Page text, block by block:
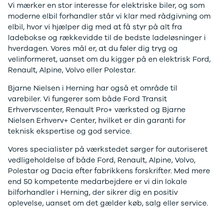
Modeller
Anmeldelser
Privatleasing
Tilbud
Bigster
Modeller
Anmeldelser
Tilbud
Volvo
EX30
Modeller
Anmeldelser
Privatleasing
Tilbud
EX40
Modeller
Anmeldelser
Privatleasing
Citroën
C1
C3
C3 Picasso
C4
C4 Cactus
C4
C5 Aircross
Jumper 33
Jumper 35
Grand C4
SpaceTourer
ë-C4
Cupra
Se alle Cupra
Elbil
Born
Dacia
Vi mærker en stor interesse for elektriske biler, og som
moderne elbil forhandler står vi klar med rådgivning om
elbil, hvor vi hjælper dig med at få styr på alt fra
ladebokse og rækkevidde til de bedste ladeløsninger i
hverdagen. Vores mål er, at du føler dig tryg og
velinformeret, uanset om du kigger på en elektrisk Ford,
Renault, Alpine, Volvo eller Polestar.
Bjarne Nielsen i Herning har også et område til
varebiler. Vi fungerer som både Ford Transit
Erhvervscenter, Renault Pro+ værksted og Bjarne
Nielsen Erhverv+ Center, hvilket er din garanti for
teknisk ekspertise og god service.
Vores specialister på værkstedet sørger for autoriseret
vedligeholdelse af både Ford, Renault, Alpine, Volvo,
Polestar og Dacia efter fabrikkens forskrifter. Med mere
end 50 kompetente medarbejdere er vi din lokale
bilforhandler i Herning, der sikrer dig en positiv
oplevelse, uanset om det gælder køb, salg eller service.